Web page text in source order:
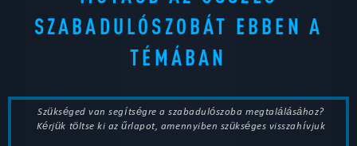
SZABADULÓSZOBÁT EBBEN A
TÉMÁBAN
Szükséged van segítségre a szabadulószoba megtalálásához?
Kérjük töltse ki az űrlapot, amennyiben szükséges visszahívjuk